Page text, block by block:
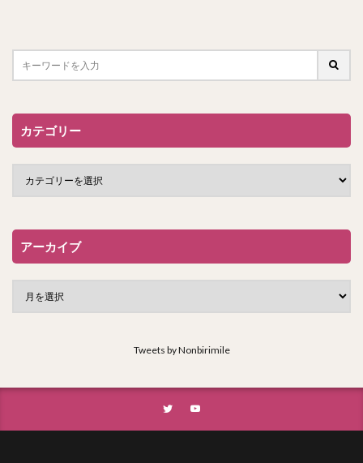
カテゴリー
アーカイブ
Tweets by Nonbirimile